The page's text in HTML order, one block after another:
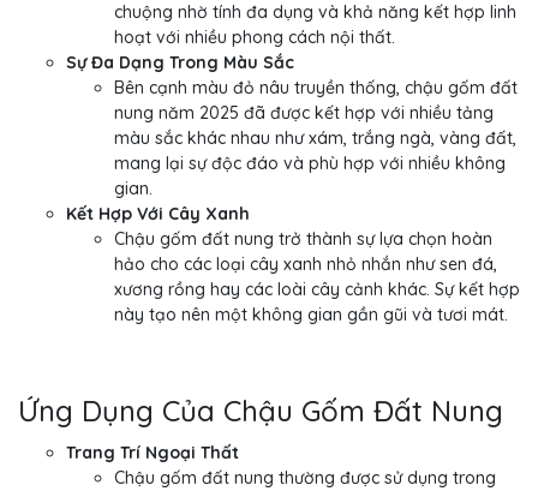
chuộng nhờ tính đa dụng và khả năng kết hợp linh
hoạt với nhiều phong cách nội thất.
Sự Đa Dạng Trong Màu Sắc
Bên cạnh màu đỏ nâu truyền thống, chậu gốm đất
nung năm 2025 đã được kết hợp với nhiều tảng
màu sắc khác nhau như xám, trắng ngà, vàng đất,
mang lại sự độc đáo và phù hợp với nhiều không
gian.
Kết Hợp Với Cây Xanh
Chậu gốm đất nung trở thành sự lựa chọn hoàn
hảo cho các loại cây xanh nhỏ nhắn như sen đá,
xương rồng hay các loài cây cảnh khác. Sự kết hợp
này tạo nên một không gian gần gũi và tươi mát.
Ứng Dụng Của Chậu Gốm Đất Nung
Trang Trí Ngoại Thất
Chậu gốm đất nung thường được sử dụng trong